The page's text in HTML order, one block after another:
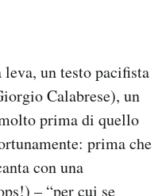
un testo pacifista
Calabrese), un
prima di quello
prima che
con una
– “per cui se